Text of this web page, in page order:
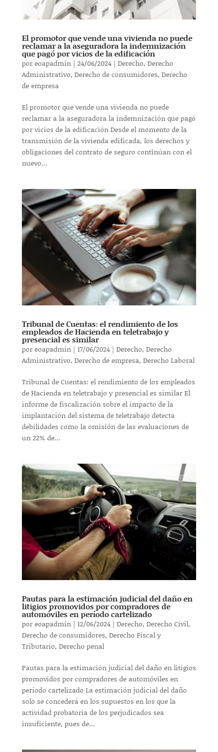
El promotor que vende una vivienda no puede
reclamar a la aseguradora la indemnización
que pagó por vicios de la edificación
poreoapadmin| 24/06/2024| Derecho, Derecho
Administrativo, Derecho de consumidores, Derecho
de empresa
El promotor que vende una vivienda no puede
reclamar a la aseguradora la indemnización que pagó
por vicios de la edificación Desde el momento de la
transmisión de la vivienda edificada, los derechos y
obligaciones del contrato de seguro continúan con el
nuevo...
Tribunal de Cuentas: el rendimiento de los
empleados de Hacienda en teletrabajo y
presencial es similar
poreoapadmin| 17/06/2024| Derecho, Derecho
Administrativo, Derecho de empresa, Derecho Laboral
Tribunal de Cuentas: el rendimiento de los empleados
de Hacienda en teletrabajo y presencial es similar El
informe de fiscalización sobre el impacto de la
implantación del sistema de teletrabajo detecta
debilidades como la omisión de las evaluaciones de
un 22% de...
Pautas para la estimación judicial del daño en
litigios promovidos por compradores de
automóviles en período cartelizado
poreoapadmin| 12/06/2024| Derecho, Derecho Civil,
Derecho de consumidores, Derecho Fiscal y
Tributario, Derecho penal
Pautas para la estimación judicial del daño en litigios
promovidos por compradores de automóviles en
período cartelizado La estimación judicial del daño
solo se concederá en los supuestos en los que la
actividad probatoria de los perjudicados sea
insuficiente, pues de...